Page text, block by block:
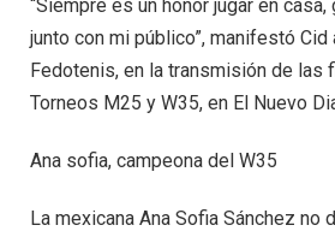
“Siempre es un honor jugar en
junto con mi público”, manifestó Cid
Fedotenis, en la transmisión de las
Torneos M25 y W35, en El Nuevo
Ana sofia, campeona del W35
La mexicana Ana Sofia Sánchez no